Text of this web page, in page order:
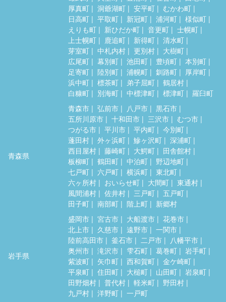
厚真町
洞爺湖町 安平町
むかわ町
日高町
平取町 新冠町 浦河町
様似町
えりも町
新ひだか町 音更町
士幌町
上士幌町
鹿追町 新得町
清水町
芽室町
中札内村 更別村
大樹町
広尾町
幕別町 池田町 豊頃町
本別町
足寄町
陸別町 浦幌町 釧路町
厚岸町
浜中町
標茶町 弟子屈町
鶴居村
白糠町
別海町 中標津町 標津町 羅臼町
青森県
青森市 弘前市 八戸市
黒石市
五所川原市
十和田市 三沢市
むつ市
つがる市
平川市 平内町
今別町
蓬田村
外ヶ浜町 鰺ヶ沢町
深浦町
西目屋村
藤崎町 大鰐町
田舎館村
板柳町
鶴田町 中泊町
野辺地町
七戸町
六戸町 横浜町
東北町
六ヶ所村
おいらせ町 大間町
東通村
風間浦村
佐井村 三戸町
五戸町
田子町
南部町 階上町 新郷村
岩手県
盛岡市 宮古市 大船渡市
花巻市
北上市
久慈市 遠野市
一関市
陸前高田市
釜石市 二戸市
八幡平市
奥州市
滝沢市 雫石町 葛巻町
岩手町
紫波町
矢巾町 西和賀町
金ケ崎町
平泉町
住田町 大槌町 山田町
岩泉町
田野畑村
普代村 軽米町
野田村
九戸村
洋野町 一戸町